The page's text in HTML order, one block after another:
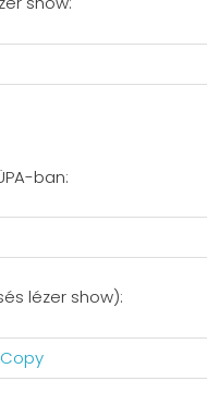
ban:
lézer show):